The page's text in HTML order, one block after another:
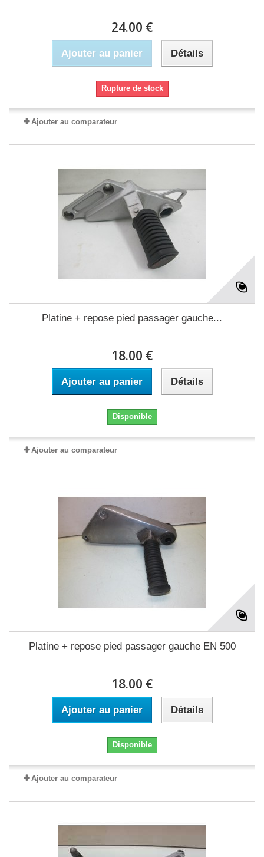
24.00 €
Ajouter au panier Détails
Rupture de stock
Ajouter au comparateur
Platine + repose pied passager gauche...
18.00 €
Ajouter au panier Détails
Disponible
Ajouter au comparateur
Platine + repose pied passager gauche EN 500
18.00 €
Ajouter au panier Détails
Disponible
Ajouter au comparateur